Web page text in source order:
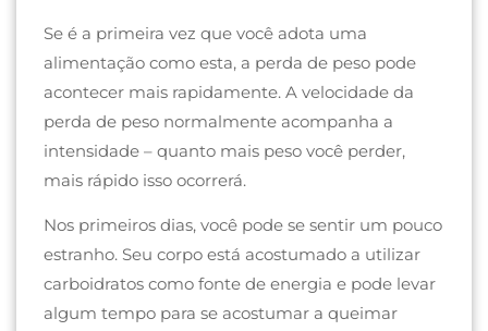
Se é a primeira vez que você adota uma
alimentação como esta, a perda de peso pode
acontecer mais rapidamente. A velocidade da
perda de peso normalmente acompanha a
intensidade – quanto mais peso você perder,
mais rápido isso ocorrerá.
Nos primeiros dias, você pode se sentir um pouco
estranho. Seu corpo está acostumado a utilizar
carboidratos como fonte de energia e pode levar
algum tempo para se acostumar a queimar